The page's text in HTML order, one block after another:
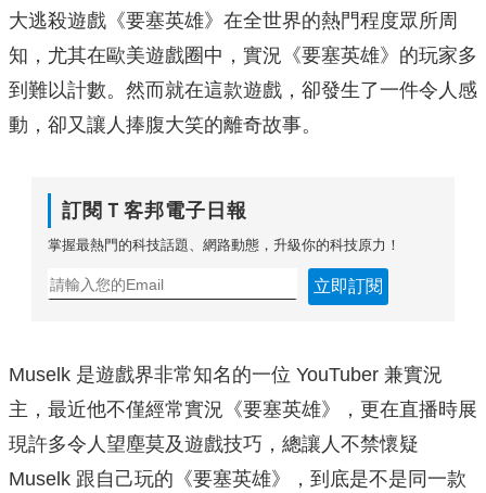
大逃殺遊戲《要塞英雄》在全世界的熱門程度眾所周
知，尤其在歐美遊戲圈中，實況《要塞英雄》的玩家多
到難以計數。然而就在這款遊戲，卻發生了一件令人感
動，卻又讓人捧腹大笑的離奇故事。
訂閱Ｔ客邦電子日報
掌握最熱門的科技話題、網路動態，升級你的科技原力！
立即訂閱
Muselk 是遊戲界非常知名的一位 YouTuber 兼實況
主，最近他不僅經常實況《要塞英雄》，更在直播時展
現許多令人望塵莫及遊戲技巧，總讓人不禁懷疑
Muselk 跟自己玩的《要塞英雄》，到底是不是同一款